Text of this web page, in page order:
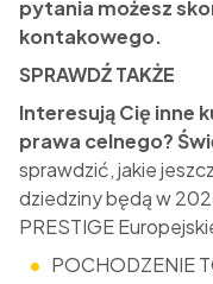
pytania możesz
kontakowego.
SPRAWDŹ TAKŻE
Interesują Cię inne
prawa celnego?
sprawdzić, jakie
dziedziny będą w
PRESTIGE
POCHODZENIE